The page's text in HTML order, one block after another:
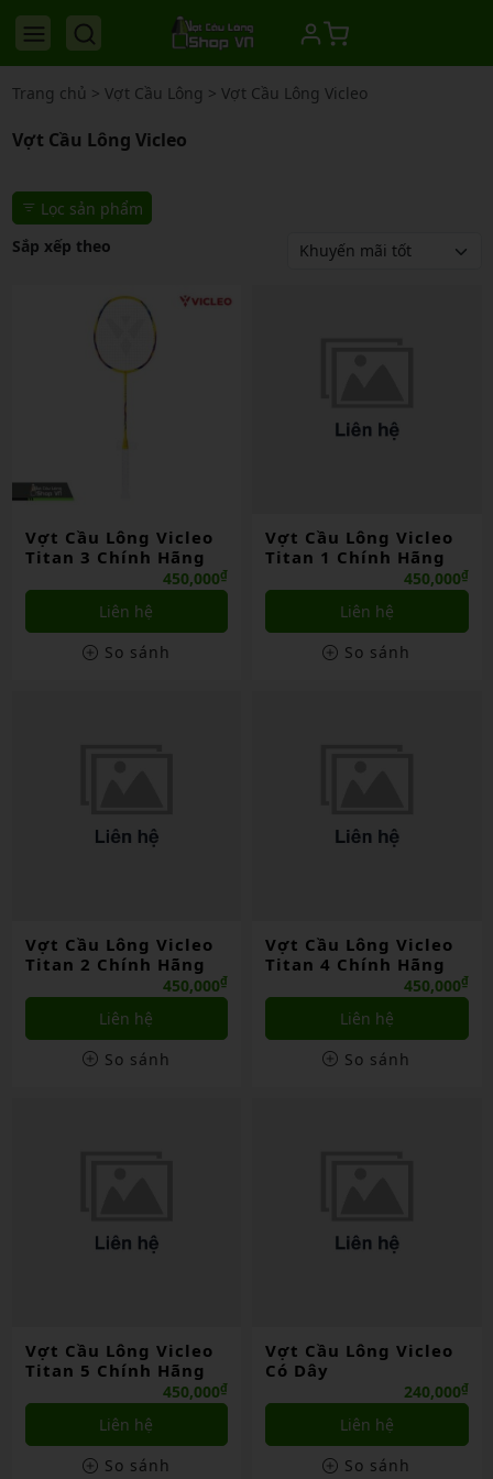
Trang chủ > Vợt Cầu Lông > Vợt Cầu Lông Vicleo
Vợt Cầu Lông Vicleo
Lọc sản phẩm
Sắp xếp theo
Vợt Cầu Lông Vicleo
Titan 3 Chính Hãng
450,000₫
Liên hệ
So sánh
Vợt Cầu Lông Vicleo
Titan 1 Chính Hãng
450,000₫
Liên hệ
So sánh
Vợt Cầu Lông Vicleo
Titan 2 Chính Hãng
450,000₫
Liên hệ
So sánh
Vợt Cầu Lông Vicleo
Titan 4 Chính Hãng
450,000₫
Liên hệ
So sánh
Vợt Cầu Lông Vicleo
Titan 5 Chính Hãng
450,000₫
Liên hệ
So sánh
Vợt Cầu Lông Vicleo
Có Dây
240,000₫
Liên hệ
So sánh